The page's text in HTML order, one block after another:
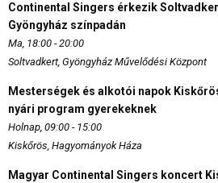
Continental Singers érkezik
Gyöngyház színpadán
Ma, 18:00 - 20:00
Soltvadkert, Gyöngyház Művelődési Központ
Mesterségek és alkotói napok
nyári program gyerekeknek
Holnap, 09:00 - 15:00
Kiskőrös, Hagyományok Háza
Magyar Continental Singers koncert